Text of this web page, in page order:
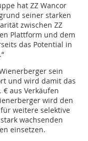
hat ZZ Wancor
seiner starken
zwischen ZZ
Plattform und dem
das Potential in
sein
und wird damit das
aus Verkäufen
wird den
weitere selektive
wachsenden
einsetzen.